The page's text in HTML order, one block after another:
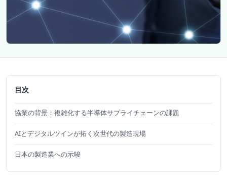
目次
協業の背景：複雑化する半導体サプライチェーンの課題
AIとデジタルツインが拓く次世代の製造現場
日本の製造業への示唆